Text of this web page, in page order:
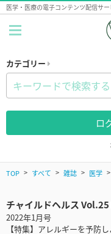
医学・医療の電子コンテンツ配信サー
カテゴリー
ロ
TOP すべて 雑誌 医学
チャイルドヘルス Vol.25
2022年1月号
【特集】アレルギーを予防し